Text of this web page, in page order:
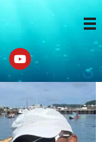
上げます！